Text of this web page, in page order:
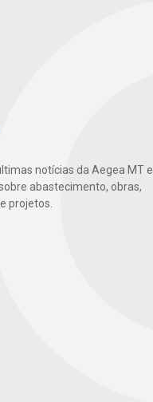
notícias da Aegea MT e
abastecimento, obras,
projetos.